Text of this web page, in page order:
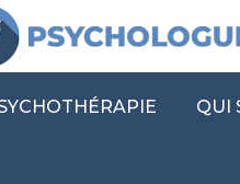
QUI
ACCUEIL